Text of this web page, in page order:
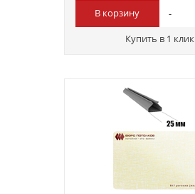
В корзину
Купить в 1 клик